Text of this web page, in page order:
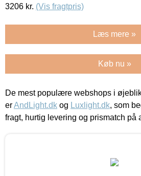
3206 kr. (Vis fragtpris)
Læs mere »
Køb nu »
De mest populære webshops i
erAndLight.dk og Luxlight.dk, som
fragt, hurtig levering og prismatch på